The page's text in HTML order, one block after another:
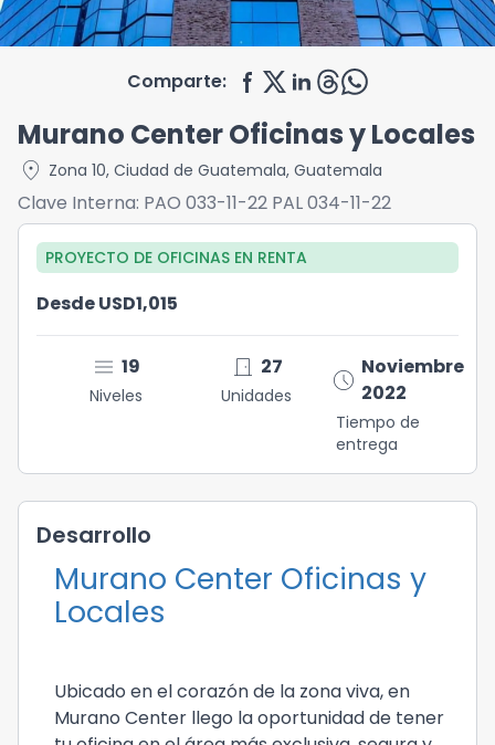
Comparte:
Murano Center Oficinas y Locales
location_on Zona 10, Ciudad de Guatemala, Guatemala
Clave Interna: PAO 033-11-22 PAL 034-11-22
PROYECTO DE OFICINAS EN RENTA
Desde USD1,015
menu 19
Niveles
door_front 27
Unidades schedule Noviembre
2022
Tiempo de
entrega
Desarrollo
Murano Center Oficinas y
Locales
Ubicado en el corazón de la zona viva, en
Murano Center llego la oportunidad de tener